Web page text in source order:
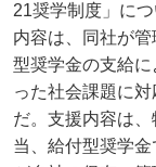
21奨学制度」に
内容は、同社が
型奨学金の支給
った社会課題に
だ。支援内容は
当、給付型奨学